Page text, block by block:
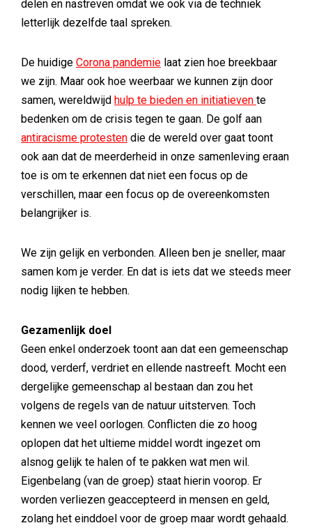
delen en nastreven omdat we ook via de techniek
letterlijk dezelfde taal spreken.
De huidige Corona pandemie laat zien hoe breekbaar
we zijn. Maar ook hoe weerbaar we kunnen zijn door
samen, wereldwijd hulp te bieden en initiatieven te
bedenken om de crisis tegen te gaan. De golf aan
antiracisme protesten die de wereld over gaat toont
ook aan dat de meerderheid in onze samenleving eraan
toe is om te erkennen dat niet een focus op de
verschillen, maar een focus op de overeenkomsten
belangrijker is.
We zijn gelijk en verbonden. Alleen ben je sneller, maar
samen kom je verder. En dat is iets dat we steeds meer
nodig lijken te hebben.
Gezamenlijk doel
Geen enkel onderzoek toont aan dat een gemeenschap
dood, verderf, verdriet en ellende nastreeft. Mocht een
dergelijke gemeenschap al bestaan dan zou het
volgens de regels van de natuur uitsterven. Toch
kennen we veel oorlogen. Conflicten die zo hoog
oplopen dat het ultieme middel wordt ingezet om
alsnog gelijk te halen of te pakken wat men wil.
Eigenbelang (van de groep) staat hierin voorop. Er
worden verliezen geaccepteerd in mensen en geld,
zolang het einddoel voor de groep maar wordt gehaald.